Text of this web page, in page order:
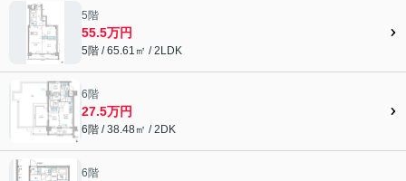
5階
55.5万円
5階 / 65.61㎡ / 2LDK
6階
27.5万円
6階 / 38.48㎡ / 2DK
6階